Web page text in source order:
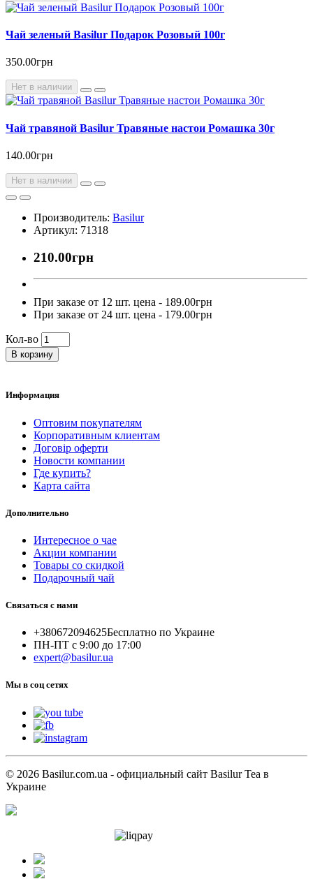
Чай зеленый Basilur Подарок Розовый 100г
350.00грн
Нет в наличии
Чай травяной Basilur Травяные настои Ромашка 30г
140.00грн
Нет в наличии
Производитель: Basilur
Артикул: 71318
210.00грн
При заказе от 12 шт. цена - 189.00грн
При заказе от 24 шт. цена - 179.00грн
Кол-во
В корзину
Информация
Оптовим покупателям
Корпоративным клиентам
Договір оферти
Новости компании
Где купить?
Карта сайта
Дополнительно
Интересное о чае
Акции компании
Товары со скидкой
Подарочный чай
Связаться с нами
+380672094625Бесплатно по Украине
ПН-ПТ с 9:00 до 17:00
expert@basilur.ua
Мы в соц сетях
© 2026 Basilur.com.ua - официальный сайт Basilur Tea в
Украине